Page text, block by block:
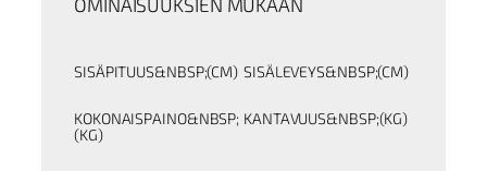
OMINAISUUKSIEN MUKAAN
SISÄPITUUS&NBSP;(CM) SISÄLEVEYS&NBSP;(CM)
KOKONAISPAINO&NBSP;
(KG)
KANTAVUUS&NBSP;(KG)